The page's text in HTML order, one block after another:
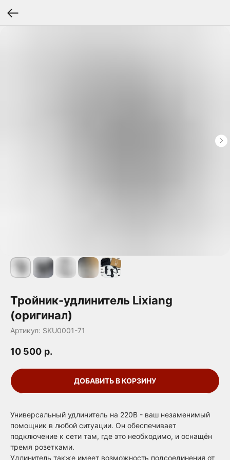
Тройник-удлинитель Lixiang
(оригинал)
Артикул: SKU0001-71
10 500 р.
ДОБАВИТЬ В КОРЗИНУ
Универсальный удлинитель на 220В - ваш незаменимый
помощник в любой ситуации. Он обеспечивает
подключение к сети там, где это необходимо, и оснащён
тремя розетками.
Удлинитель также имеет возможность подсоединения от